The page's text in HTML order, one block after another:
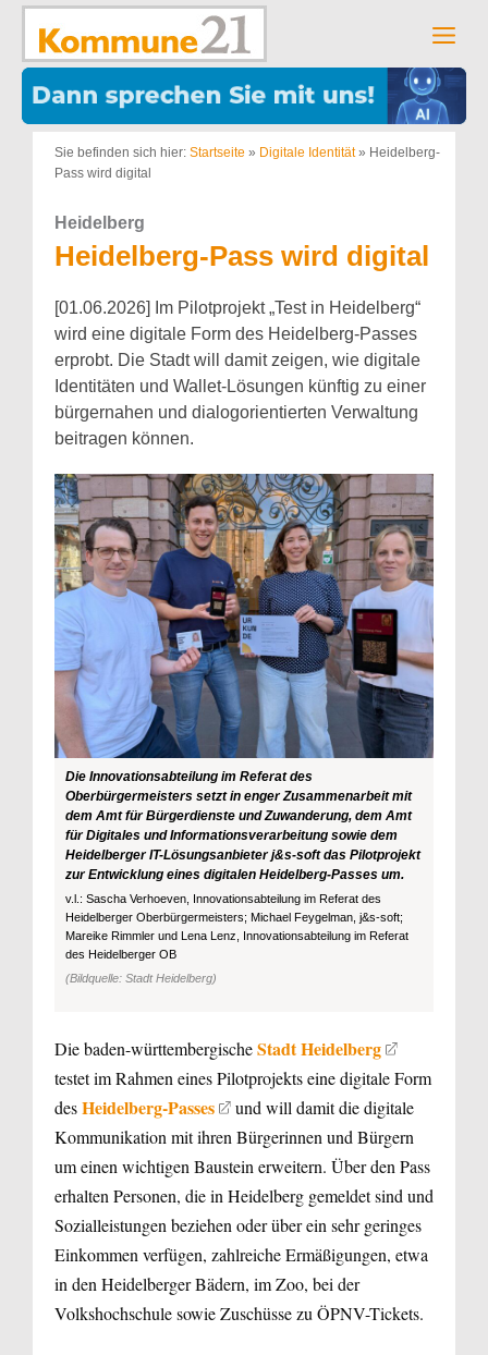
Zum
springen
Sie befinden sich hier: Startseite » Digitale Identität» Heidelberg-
Pass wird digital
Heidelberg
Heidelberg-Pass wird digital
[01.06.2026] Im Pilotprojekt „Test in Heidelberg“
wird eine digitale Form des Heidelberg-Passes
erprobt. Die Stadt will damit zeigen, wie digitale
Identitäten und Wallet‑Lösungen künftig zu einer
bürgernahen und dialogorientierten Verwaltung
beitragen können.
Die Innovationsabteilung im Referat des
Oberbürgermeisters setzt in enger Zusammenarbeit mit
dem Amt für Bürgerdienste und Zuwanderung, dem Amt
für Digitales und Informationsverarbeitung sowie dem
Heidelberger IT-Lösungsanbieter j&s-soft das Pilotprojekt
zur Entwicklung eines digitalen Heidelberg-Passes um.
v.l.: Sascha Verhoeven, Innovationsabteilung im Referat des
Heidelberger Oberbürgermeisters; Michael Feygelman, j&s-soft;
Mareike Rimmler und Lena Lenz, Innovationsabteilung im Referat
des Heidelberger OB
(Bildquelle: Stadt Heidelberg)
Die baden-württembergischeStadt Heidelberg
testet im Rahmen eines Pilotprojekts eine digitale Form
desHeidelberg-Passes
und will damit die digitale
Kommunikation mit ihren Bürgerinnen und Bürgern
um einen wichtigen Baustein erweitern. Über den Pass
erhalten Personen, die in Heidelberg gemeldet sind und
Sozialleistungen beziehen oder über ein sehr geringes
Einkommen verfügen, zahlreiche Ermäßigungen, etwa
in den Heidelberger Bädern, im Zoo, bei der
Volkshochschule sowie Zuschüsse zu ÖPNV-Tickets.